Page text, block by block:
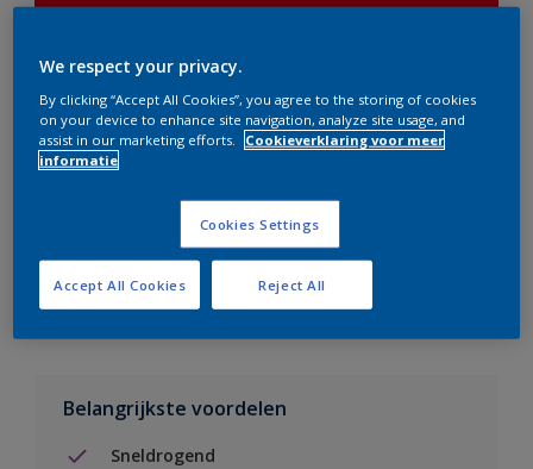
Boodschappenlijst
Vind een verkooppunt
Voeg toe aan project
Zie kleur in de Sikkens Visualizer App
Belangrijkste voordelen
Sneldrogend
We respect your privacy.
By clicking “Accept All Cookies”, you agree to the storing of cookies
on your device to enhance site navigation, analyze site usage, and
assist in our marketing efforts.
Cookieverklaring voor meer
informatie
Cookies Settings
Reject All
Accept All Cookies